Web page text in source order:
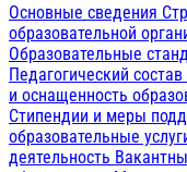
Основные сведения
образовательной
Образовательные
Педагогический состав
и оснащенность
Стипендии и меры
образовательные
деятельность